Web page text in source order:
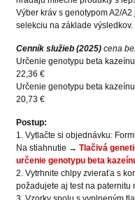
Výber kráv s genotypom A2/
selekciu na základe výsledkov.
Cenník služieb (2025) cena
Určenie genotypu beta
22,36 €
Určenie genotypu beta
20,73 €
Postup:
1. Vytlačte si objednávku:
Na stiahnutie → Tlačivá
určenie genotypu beta
2. Vytrhnite chlpy zvieraťa s
požadujete aj test na paternitu